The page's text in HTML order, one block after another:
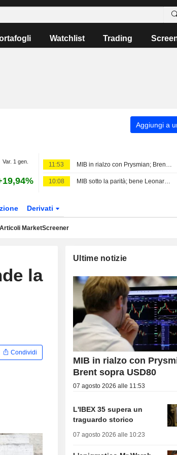
Watchlist Trading
Aggiungi a
Var. 1 gen. 11:53 MIB in rialzo con Prysmian; Brent sopra USD80
10:08 MIB sotto la parità; bene Leonardo, giù Stellantis
Derivati
Articoli MarketScreener
la
Condividi
Ultime notizie
MIB in rialzo con
Brent sopra USD80
07 agosto 2026 alle 11:53
L'IBEX 35 supera un
traguardo storico
07 agosto 2026 alle 10:23